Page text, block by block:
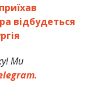
відбудеться
Ми